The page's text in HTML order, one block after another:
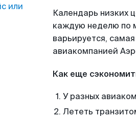
или
Календарь низких
каждую неделю по
варьируется,
авиакомпанией
Как еще
У разных
Лететь